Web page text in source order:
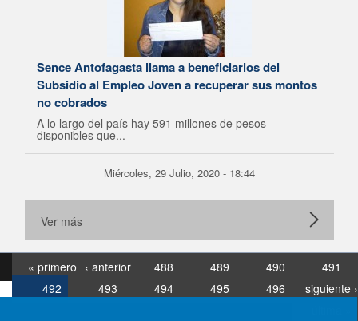
Sence Antofagasta llama a beneficiarios del
Subsidio al Empleo Joven a recuperar sus montos
no cobrados
A lo largo del país hay 591 millones de pesos
disponibles que...
Miércoles, 29 Julio, 2020 - 18:44
Ver más
« primero ‹ anterior 488 489 490
491
492
493 494 495 496
siguiente ›